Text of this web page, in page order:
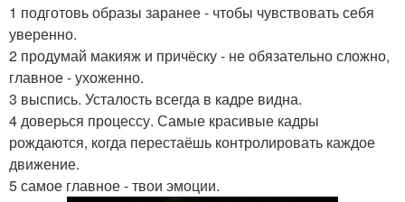
1 подготовь образы заранее - чтобы чувствовать себя
уверенно.
2 продумай макияж и причёску - не обязательно сложно,
главное - ухоженно.
3 выспись. Усталость всегда в кадре видна.
4 доверься процессу. Самые красивые кадры
рождаются, когда перестаёшь контролировать каждое
движение.
5 самое главное - твои эмоции.